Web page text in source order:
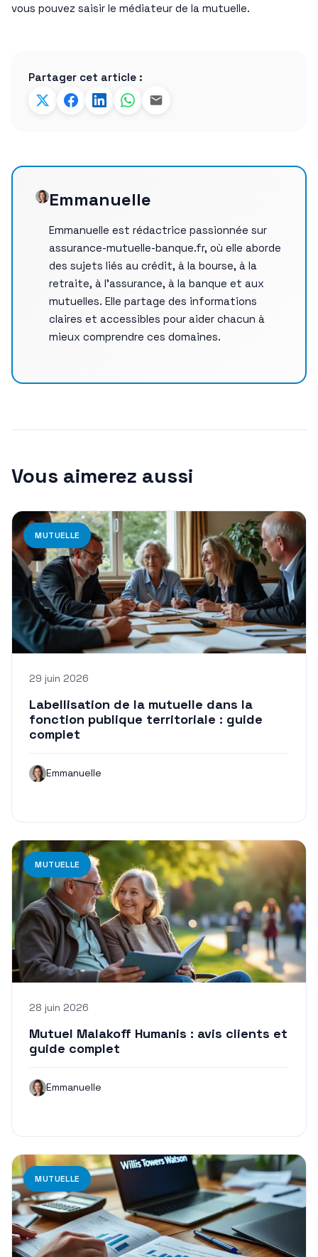
vous pouvez saisir le médiateur de la mutuelle.
Partager cet article :
Emmanuelle
Emmanuelle est rédactrice passionnée sur
assurance-mutuelle-banque.fr, où elle aborde
des sujets liés au crédit, à la bourse, à la
retraite, à l’assurance, à la banque et aux
mutuelles. Elle partage des informations
claires et accessibles pour aider chacun à
mieux comprendre ces domaines.
Vous aimerez aussi
MUTUELLE
29 juin 2026
Labellisation de la mutuelle dans la
fonction publique territoriale : guide
complet
Emmanuelle
MUTUELLE
28 juin 2026
Mutuel Malakoff Humanis : avis clients et
guide complet
Emmanuelle
MUTUELLE